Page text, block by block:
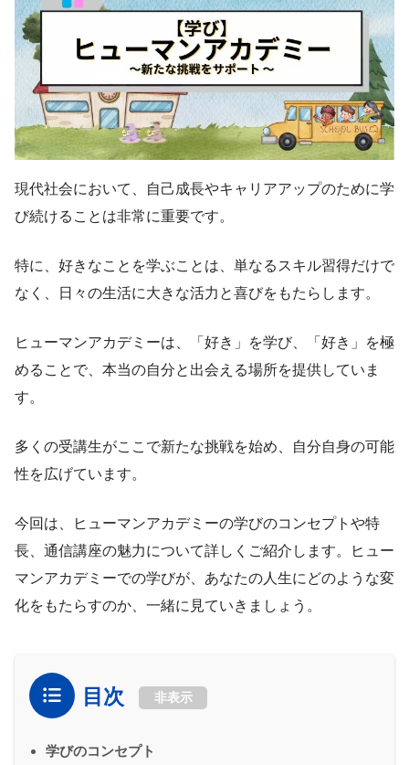
現代社会において、自己成長やキャリアアップのために学
び続けることは非常に重要です。
特に、好きなことを学ぶことは、単なるスキル習得だけで
なく、日々の生活に大きな活力と喜びをもたらします。
ヒューマンアカデミーは、「好き」を学び、「好き」を極
めることで、本当の自分と出会える場所を提供していま
す。
多くの受講生がここで新たな挑戦を始め、自分自身の可能
性を広げています。
今回は、ヒューマンアカデミーの学びのコンセプトや特
長、通信講座の魅力について詳しくご紹介します。ヒュー
マンアカデミーでの学びが、あなたの人生にどのような変
化をもたらすのか、一緒に見ていきましょう。
目次 非表示
学びのコンセプト